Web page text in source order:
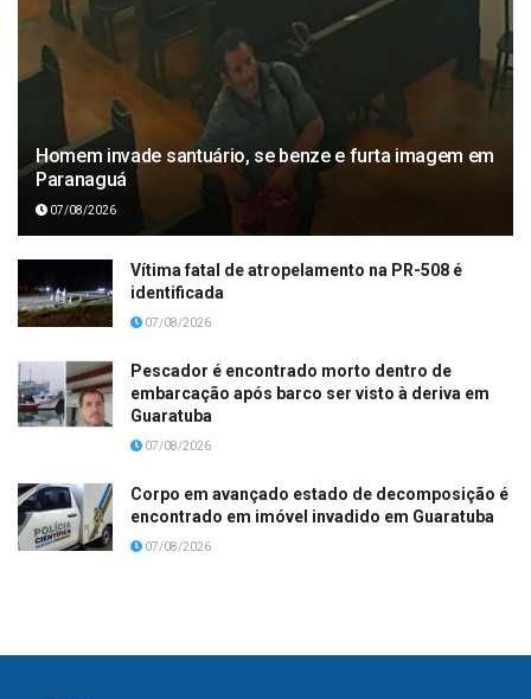
Homem invade santuário, se benze e furta imagem em
Paranaguá
07/08/2026
Vítima fatal de atropelamento na PR-508 é
identificada
07/08/2026
Pescador é encontrado morto dentro de
embarcação após barco ser visto à deriva em
Guaratuba
07/08/2026
Corpo em avançado estado de decomposição é
encontrado em imóvel invadido em Guaratuba
07/08/2026